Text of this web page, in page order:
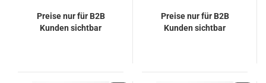
Preise nur für B2B
Kunden sichtbar
Preise nur für B2B
Kunden sichtbar